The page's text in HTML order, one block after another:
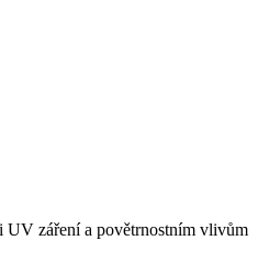
záření a povětrnostním vlivům